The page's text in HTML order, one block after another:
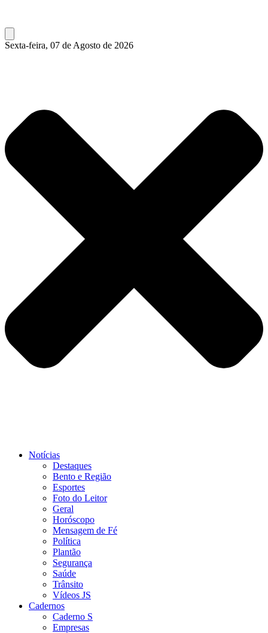
Sexta-feira, 07 de Agosto de 2026
Notícias
Destaques
Bento e Região
Esportes
Foto do Leitor
Geral
Horóscopo
Mensagem de Fé
Política
Plantão
Segurança
Saúde
Trânsito
Vídeos JS
Cadernos
Caderno S
Empresas